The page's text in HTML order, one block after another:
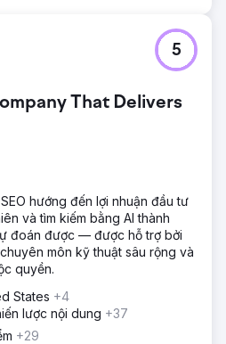
That Delivers
5
hướng đến lợi nhuận đầu tư
và tìm kiếm bằng AI thành
đoán được — được hỗ trợ bởi
môn kỹ thuật sâu rộng và
quyền.
States +4
lược nội dung +37
+29